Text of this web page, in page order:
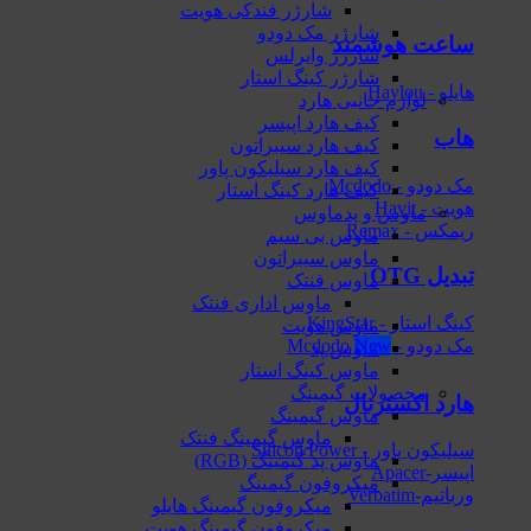
ساعت هوشمند
هایلو - Haylou
هاب
مک دودو - Mcdodo
هویت - Havit
ریمکس - Remax
تبدیل OTG
کینگ استار - KingStar
مک دودو - Mcdodo
هارد اکسترنال
سیلیکون پاور - Silicon Power
اپیسر-Apacer
ورباتیم-Verbatim
شارژر فندکی هویت
شارژر مک دودو
شارژر وایرلس
شارژر کینگ استار
لوازم جانبی هارد
کیف هارد اپیسر
کیف هارد سیبراتون
کیف هارد سیلیکون پاور
کیف هارد کینگ استار
ماوس و پدماوس
ماوس بی سیم
ماوس سیبراتون
ماوس فنتک
ماوس اداری فنتک
ماوس هویت
ماوس پد
ماوس کینگ استار
محصولات گیمینگ
ماوس گیمینگ
ماوس گیمینگ فنتک
ماوس‌ پد گیمینگ (RGB)
میکروفون گیمینگ
میکروفون گیمینگ هایلو